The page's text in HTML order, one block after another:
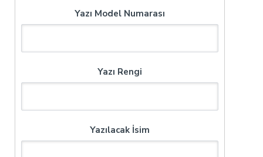
Yazı Model Numarası
Yazı Rengi
Yazılacak İsim